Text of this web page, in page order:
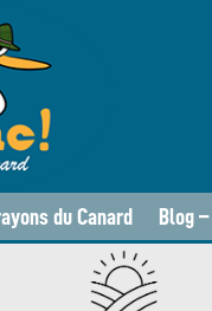
du Canard Blog